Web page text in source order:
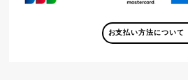
お支払い方法について